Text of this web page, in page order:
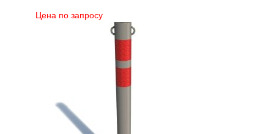
Цена по запросу